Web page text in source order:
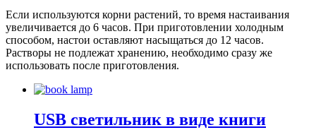
Если используются корни растений, то время настаивания
увеличивается до 6 часов. При приготовлении холодным
способом, настои оставляют насыщаться до 12 часов.
Растворы не подлежат хранению, необходимо сразу же
использовать после приготовления.
USB cветильник в виде книги